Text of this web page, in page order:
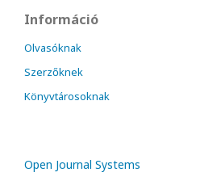
Információ
Olvasóknak
Szerzőknek
Könyvtárosoknak
Open Journal Systems